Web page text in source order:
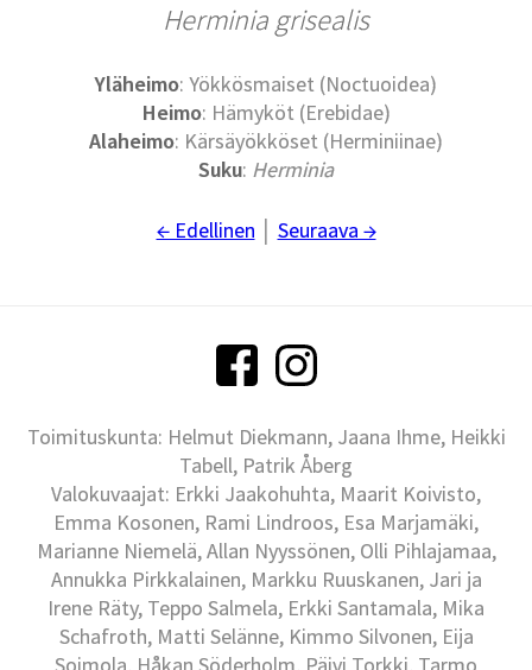
Herminia grisealis
Yläheimo: Yökkösmaiset (Noctuoidea)
Heimo: Hämyköt (Erebidae)
Alaheimo: Kärsäyökköset (Herminiinae)
Suku: Herminia
← Edellinen Seuraava →
Toimituskunta: Helmut Diekmann, Jaana Ihme, Heikki
Tabell, Patrik Åberg
Valokuvaajat: Erkki Jaakohuhta, Maarit Koivisto,
Emma Kosonen, Rami Lindroos, Esa Marjamäki,
Marianne Niemelä, Allan Nyyssönen, Olli Pihlajamaa,
Annukka Pirkkalainen, Markku Ruuskanen, Jari ja
Irene Räty, Teppo Salmela, Erkki Santamala, Mika
Schafroth, Matti Selänne, Kimmo Silvonen, Eija